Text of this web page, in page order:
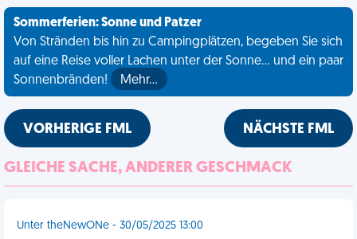
Sommerferien: Sonne und Patzer
Von Stränden bis hin zu Campingplätzen, begeben Sie sich
auf eine Reise voller Lachen unter der Sonne... und ein paar
Sonnenbränden!
Mehr…
VORHERIGE FML NÄCHSTE FML
GLEICHE SACHE, ANDERER GESCHMACK
Unter theNewONe - 30/05/2025 13:00